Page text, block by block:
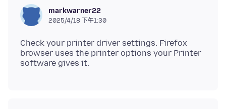
markwarner22
2025/4/18 下午1:30
Check your printer driver settings. Firefox
browser uses the printer options your Printer